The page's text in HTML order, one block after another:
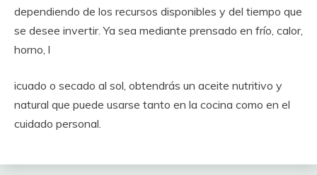
dependiendo de los recursos disponibles y del tiempo que
se desee invertir. Ya sea mediante prensado en frío, calor,
horno, l
icuado o secado al sol, obtendrás un aceite nutritivo y
natural que puede usarse tanto en la cocina como en el
cuidado personal.